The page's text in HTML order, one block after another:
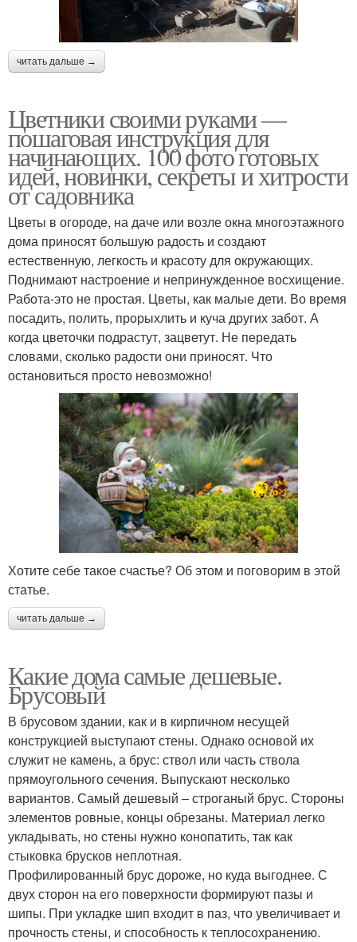
читать дальше →
Цветники своими руками —
пошаговая инструкция для
начинающих. 100 фото готовых
идей, новинки, секреты и хитрости
от садовника
Цветы в огороде, на даче или возле окна многоэтажного
дома приносят большую радость и создают
естественную, легкость и красоту для окружающих.
Поднимают настроение и непринужденное восхищение.
Работа-это не простая. Цветы, как малые дети. Во время
посадить, полить, прорыхлить и куча других забот. А
когда цветочки подрастут, зацветут. Не передать
словами, сколько радости они приносят. Что
остановиться просто невозможно!
Хотите себе такое счастье? Об этом и поговорим в этой
статье.
читать дальше →
Какие дома самые дешевые.
Брусовый
В брусовом здании, как и в кирпичном несущей
конструкцией выступают стены. Однако основой их
служит не камень, а брус: ствол или часть ствола
прямоугольного сечения. Выпускают несколько
вариантов. Самый дешевый – строганый брус. Стороны
элементов ровные, концы обрезаны. Материал легко
укладывать, но стены нужно конопатить, так как
стыковка брусков неплотная.
Профилированный брус дороже, но куда выгоднее. С
двух сторон на его поверхности формируют пазы и
шипы. При укладке шип входит в паз, что увеличивает и
прочность стены, и способность к теплосохранению.